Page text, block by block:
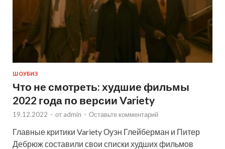
ШОУБИЗ
Что не смотреть: худшие фильмы
2022 года по версии Variety
19.12.2022 - от admin - Оставьте комментарий
Главные критики Variety Оуэн Глейберман и Питер
Дебрюж составили свои списки худших фильмов